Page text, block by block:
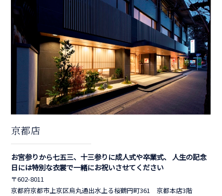
京都店
お宮参りから七五三、十三参りに成人式や卒業式、 人生の記念
日には特別な衣裳で一緒にお祝いさせてください
〒602-8011
京都府京都市上京区烏丸通出水上る桜鶴円町361 京都本店3階